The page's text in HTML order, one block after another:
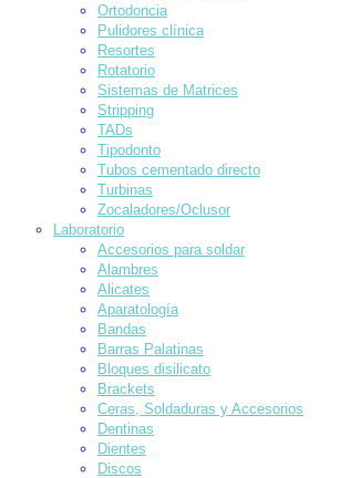
Ortodoncia
Pulidores clínica
Resortes
Rotatorio
Sistemas de Matrices
Stripping
TADs
Tipodonto
Tubos cementado directo
Turbinas
Zocaladores/Oclusor
Laboratorio
Accesorios para soldar
Alambres
Alicates
Aparatología
Bandas
Barras Palatinas
Bloques disilicato
Brackets
Ceras, Soldaduras y Accesorios
Dentinas
Dientes
Discos